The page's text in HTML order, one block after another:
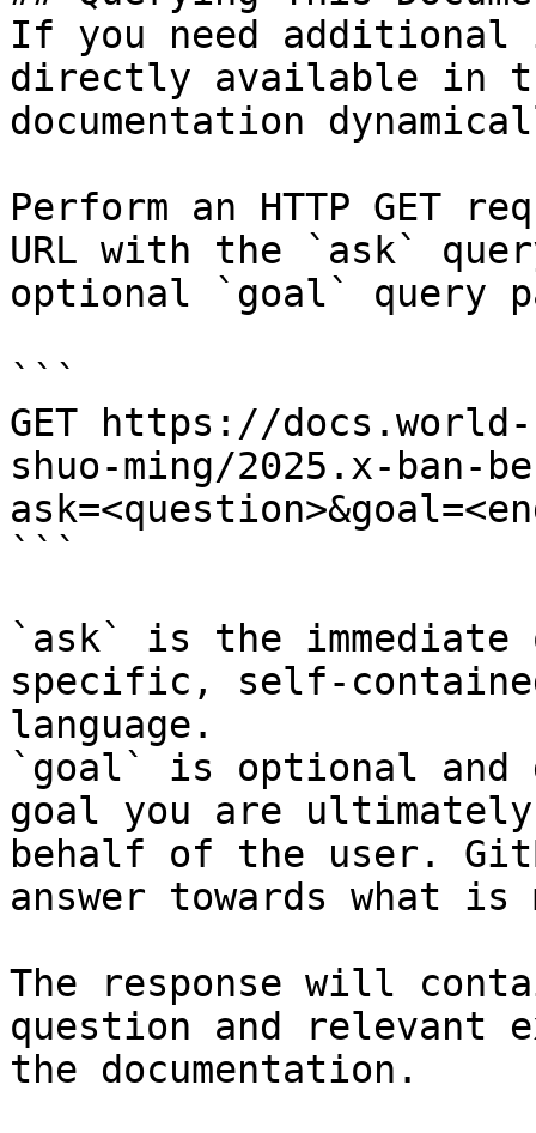
If you need
directly available in
documentation
Perform an HTTP GET
URL with the `ask`
optional `goal` query
```
GET https://
shuo-ming/2025.x-ban-
```
`ask` is the
specific, self-
language.
`goal` is optional and
goal you are
behalf of the user.
answer towards what
The response will
question and relevant
the documentation.